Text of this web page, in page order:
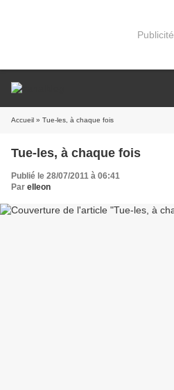
Publicité
Accueil » Tue-les, à chaque fois
Tue-les, à chaque fois
Publié le 28/07/2011 à 06:41
Par elleon